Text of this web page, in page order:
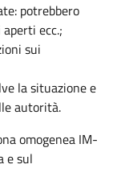
potrebbero
ecc.;
sui
la situazione e
autorità.
omogenea IM-
e sul